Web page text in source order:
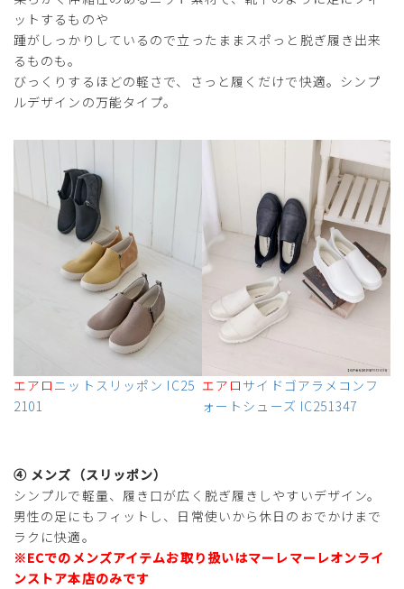
ットするものや
踵がしっかりしているので立ったままスポっと脱ぎ履き出来
るものも。
びっくりするほどの軽さで、さっと履くだけで快適。シンプ
ルデザインの万能タイプ。
エアロ ニットスリッポン IC25
2101
エアロ サイドゴアラメコンフ
ォートシューズ IC251347
④ メンズ（スリッポン）
シンプルで軽量、履き口が広く脱ぎ履きしやすいデザイン。
男性の足にもフィットし、日常使いから休日のおでかけまで
ラクに快適。
※ECでのメンズアイテムお取り扱いはマーレマーレオンライ
ンストア本店のみです